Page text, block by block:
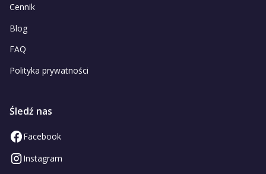
Cennik
Blog
FAQ
Polityka prywatności
Śledź nas
Facebook
Instagram